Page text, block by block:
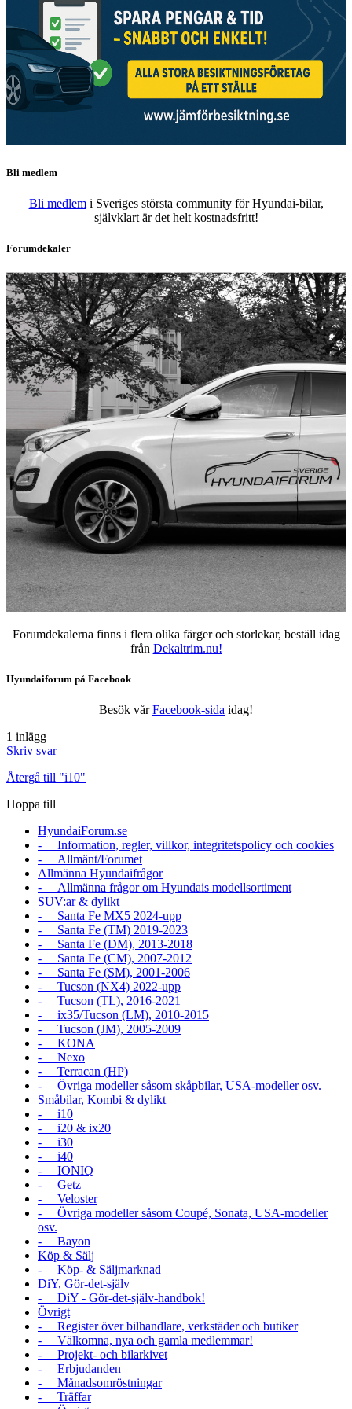
Bli medlem
Bli medlemi Sveriges största community för Hyundai-bilar,
självklart är det helt kostnadsfritt!
Forumdekaler
Forumdekalerna finns i flera olika färger och storlekar, beställ idag
från Dekaltrim.nu!
Hyundaiforum på Facebook
Besök vårFacebook-sida idag!
1 inlägg
Skriv svar
Återgå till "i10"
Hoppa till
HyundaiForum.se
- Information, regler, villkor, integritetspolicy och cookies
- Allmänt/Forumet
Allmänna Hyundaifrågor
- Allmänna frågor om Hyundais modellsortiment
SUV:ar & dylikt
- Santa Fe MX5 2024-upp
- Santa Fe (TM) 2019-2023
- Santa Fe (DM), 2013-2018
- Santa Fe (CM), 2007-2012
- Santa Fe (SM), 2001-2006
- Tucson (NX4) 2022-upp
- Tucson (TL), 2016-2021
- ix35/Tucson (LM), 2010-2015
- Tucson (JM), 2005-2009
- KONA
- Nexo
- Terracan (HP)
- Övriga modeller såsom skåpbilar, USA-modeller osv.
Småbilar, Kombi & dylikt
- i10
- i20 & ix20
- i30
- i40
- IONIQ
- Getz
- Veloster
- Övriga modeller såsom Coupé, Sonata, USA-modeller
osv.
- Bayon
Köp & Sälj
- Köp- & Säljmarknad
DiY, Gör-det-själv
- DiY - Gör-det-själv-handbok!
Övrigt
- Register över bilhandlare, verkstäder och butiker
- Välkomna, nya och gamla medlemmar!
- Projekt- och bilarkivet
- Erbjudanden
- Månadsomröstningar
- Träffar